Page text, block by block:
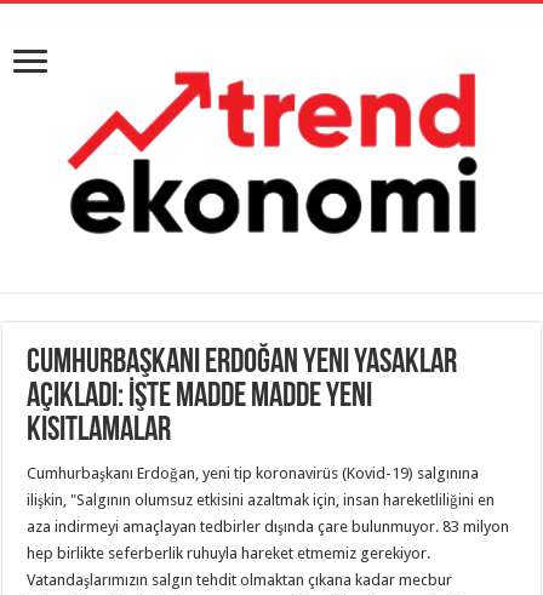
Cumhurbaşkanı Erdoğan Yeni Yasaklar
Açıkladı: İşte Madde Madde Yeni
Kısıtlamalar
Cumhurbaşkanı Erdoğan, yeni tip koronavirüs (Kovid-19) salgınına
ilişkin, "Salgının olumsuz etkisini azaltmak için, insan hareketliliğini en
aza indirmeyi amaçlayan tedbirler dışında çare bulunmuyor. 83 milyon
hep birlikte seferberlik ruhuyla hareket etmemiz gerekiyor.
Vatandaşlarımızın salgın tehdit olmaktan çıkana kadar mecbur